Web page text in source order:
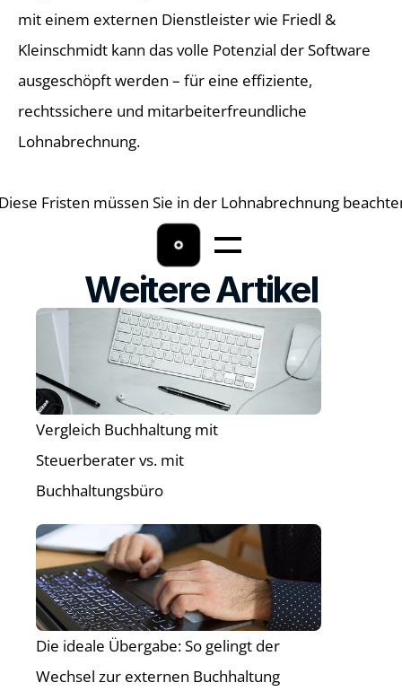
mit einem externen Dienstleister wie Friedl &
Kleinschmidt kann das volle Potenzial der Software
ausgeschöpft werden – für eine effiziente,
rechtssichere und mitarbeiterfreundliche
Lohnabrechnung.
Fristen müssen Sie in der Lohnabrechnung
Home
Lohnbuchhaltung
Ratgeber
Über uns
Kontakt
04542/9009800
Weitere Artikel
Vergleich Buchhaltung mit
Steuerberater vs. mit
Buchhaltungsbüro
Die ideale Übergabe: So gelingt der
Wechsel zur externen Buchhaltung